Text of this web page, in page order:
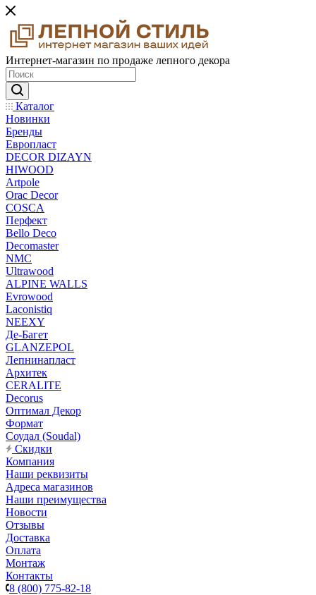
Интернет-магазин по продаже лепного декора
Каталог
Новинки
Бренды
Европласт
DECOR DIZAYN
HIWOOD
Artpole
Orac Decor
COSCA
Перфект
Bello Deco
Decomaster
NMС
Ultrawood
ALPINE WALLS
Evrowood
Laconistiq
NEEXY
Де-Багет
GLANZEPOL
Лепнинапласт
Архитек
CERALITE
Decorus
Оптимал Декор
Формат
Соудал (Soudal)
Скидки
Компания
Наши реквизиты
Адреса магазинов
Наши преимущества
Новости
Отзывы
Доставка
Оплата
Монтаж
Контакты
8 (800) 775-82-18